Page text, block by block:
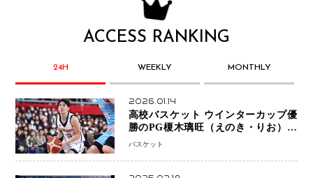
ACCESS RANKING
24H WEEKLY MONTHLY
2026.01.14
高校バスケット ウインターカップ優
勝のPG榎木璃旺（えのき・りお）が
プロの現場へ―。
バスケット